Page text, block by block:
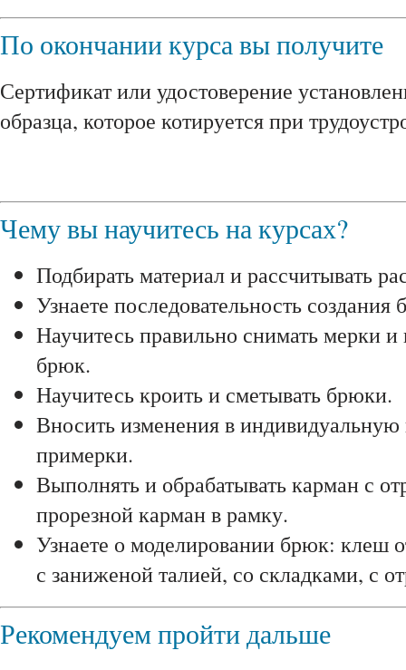
По окончании курса вы получите
Сертификат или удостоверение
образца, которое котируется при
Чему вы научитесь на курсах?
Подбирать материал и рассчитывать
Узнаете последовательность создания
Научитесь правильно снимать мерки и
брюк.
Научитесь кроить и сметывать брюки.
Вносить изменения в
примерки.
Выполнять и обрабатывать карман с
прорезной карман в рамку.
Узнаете о моделировании брюк: клеш
с заниженой талией, со складками, с
Рекомендуем пройти дальше